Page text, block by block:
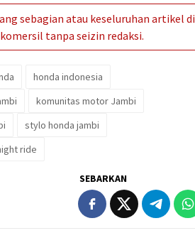
sebagian atau keseluruhan artikel di
tanpa seizin redaksi.
honda indonesia
komunitas motor Jambi
stylo honda jambi
ride
SEBARKAN